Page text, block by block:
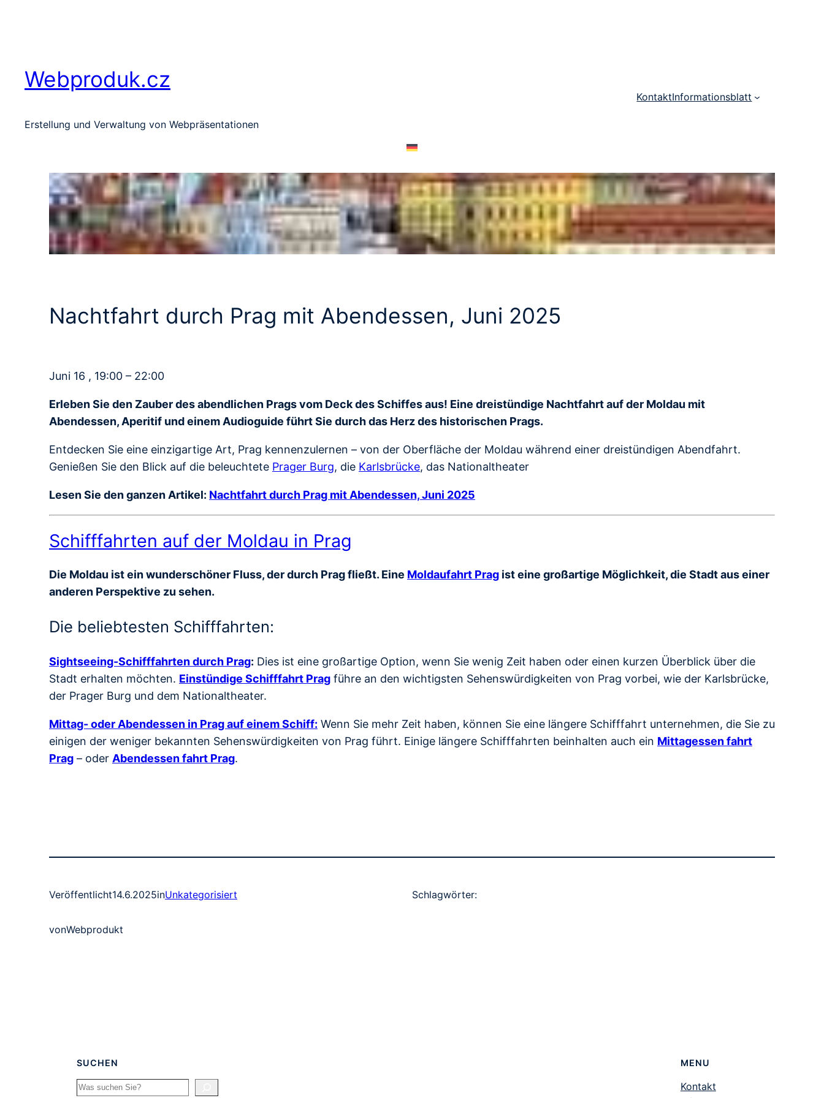
Webproduk.cz
Erstellung und Verwaltung von Webpräsentationen
KontaktInformationsblatt
Nachtfahrt durch Prag mit Abendessen, Juni 2025
Juni 16 , 19:00 – 22:00
Erleben Sie den Zauber des abendlichen Prags vom Deck des Schiffes aus! Eine dreistündige Nachtfahrt auf der Moldau mit
Abendessen, Aperitif und einem Audioguide führt Sie durch das Herz des historischen Prags.
Entdecken Sie eine einzigartige Art, Prag kennenzulernen – von der Oberfläche der Moldau während einer dreistündigen Abendfahrt.
Genießen Sie den Blick auf die beleuchtete Prager Burg, die Karlsbrücke, das Nationaltheater
Lesen Sie den ganzen Artikel: Nachtfahrt durch Prag mit Abendessen, Juni 2025
Schifffahrten auf der Moldau in Prag
Die Moldau ist ein wunderschöner Fluss, der durch Prag fließt. Eine Moldaufahrt Prag ist eine großartige Möglichkeit, die Stadt aus einer
anderen Perspektive zu sehen.
Die beliebtesten Schifffahrten:
Sightseeing-Schifffahrten durch Prag: Dies ist eine großartige Option, wenn Sie wenig Zeit haben oder einen kurzen Überblick über die
Stadt erhalten möchten. Einstündige Schifffahrt Prag führe an den wichtigsten Sehenswürdigkeiten von Prag vorbei, wie der Karlsbrücke,
der Prager Burg und dem Nationaltheater.
Mittag- oder Abendessen in Prag auf einem Schiff: Wenn Sie mehr Zeit haben, können Sie eine längere Schifffahrt unternehmen, die Sie zu
einigen der weniger bekannten Sehenswürdigkeiten von Prag führt. Einige längere Schifffahrten beinhalten auch ein Mittagessen fahrt
Prag – oder Abendessen fahrt Prag.
Veröffentlicht14.6.2025inUnkategorisiert
vonWebprodukt
Schlagwörter:
SUCHEN
Search
MENU
Kontakt